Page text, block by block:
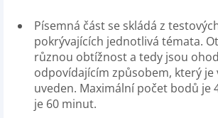
Písemná část se skládá z
pokrývajících jednotlivá témata.
různou obtížnost a tedy jsou
odpovídajícím způsobem, který je
uveden. Maximální počet bodů je
je 60 minut.